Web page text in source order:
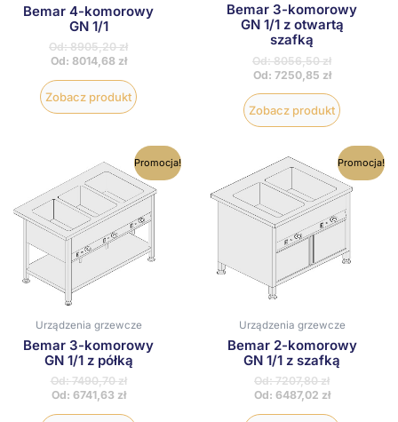
Bemar 4-komorowy
GN 1/1
Od:8905,20zł
Od: 8014,68 zł
Zobacz produkt
Bemar 3-komorowy
GN 1/1 z otwartą
szafką
Od:8056,50zł
Od: 7250,85 zł
Zobacz produkt
Promocja!
Urządzenia grzewcze
Bemar 3-komorowy
GN 1/1 z półką
Od:7490,70zł
Od: 6741,63 zł
Ten
produkt
ma
wiele
wariantów.
Opcje
można
wybrać
Promocja!
Urządzenia grzewcze
Bemar 2-komorowy
GN 1/1 z szafką
Od:7207,80zł
Od: 6487,02 zł
Ten
produkt
ma
można
wybrać